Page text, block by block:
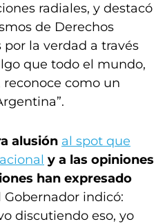
radiales, y destacó
de Derechos
la verdad a través
que todo el mundo,
como un
alusión al spot que
y a las opiniones
han expresado
Gobernador indicó:
discutiendo eso, yo